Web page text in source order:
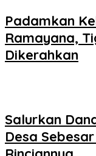
Padamkan
Ramayana,
Dikerahkan
Salurkan
Desa